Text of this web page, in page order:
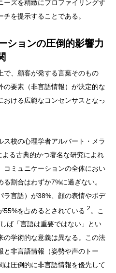
ーズを精緻にプロファイリングす
を提示することである。
ションの圧倒的影響力
で、顧客が発する言葉そのもの
の要素（非言語情報）が決定的な
ける広範なコンセンサスとなっ
ス校の心理学者アルバート・メラ
る古典的かつ著名な研究によれ
コミュニケーションの全体におい
割合はわずか7%に過ぎない。
ラ言語）が38%、顔の表情やボデ
55%を占めるとされている 2 。こ
ば「言語は重要ではない」とい
の学術的な意義は異なる。この法
と非言語情報（姿勢や声のトー
は圧倒的に非言語情報を優先して